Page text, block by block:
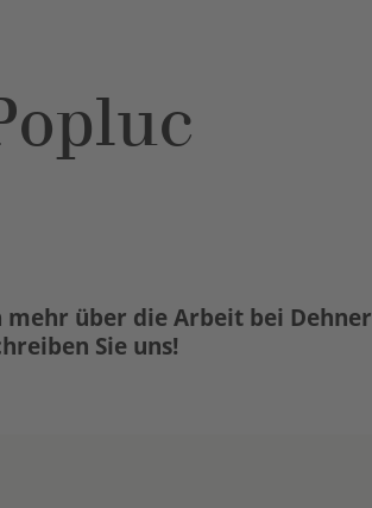
mehr über die Arbeit bei Dehner
Sie uns!